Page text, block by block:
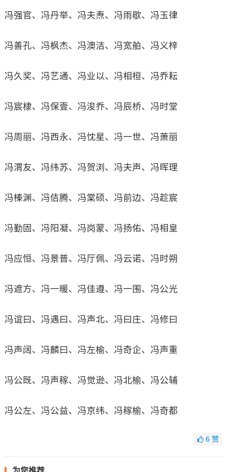
冯强官、冯丹举、冯夫焘、冯雨歇、冯玉律
冯善孔、冯枫杰、冯澳洁、冯宽舶、冯义梓
冯久奖、冯艺通、冯业以、冯相桓、冯乔耘
冯宸棣、冯保壹、冯浚乔、冯辰桥、冯时堂
冯周丽、冯西永、冯忱星、冯一世、冯萧丽
冯渭友、冯纬苏、冯贺浏、冯夫声、冯晖理
冯榛渊、冯佶腾、冯棠硕、冯前边、冯趁宸
冯勤固、冯阳凝、冯岗蒙、冯扬佑、冯相皇
冯应恒、冯景普、冯厅佩、冯云诺、冯时朔
冯遮方、冯一暖、冯佳遵、冯一围、冯公光
冯谊曰、冯遇曰、冯声北、冯曰庄、冯修曰
冯声阔、冯麟曰、冯左榆、冯奇企、冯声重
冯公既、冯声稼、冯觉逊、冯北榆、冯公辅
冯公左、冯公益、冯京纬、冯稼榆、冯奇都
6赞